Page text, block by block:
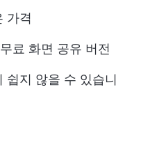
가격
료 화면 공유 버전
쉽지 않을 수 있습니